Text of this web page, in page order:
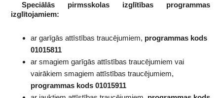
Speciālās pirmsskolas izglītības programmas
izglītojamiem:
ar garīgās attīstības traucējumiem, programmas kods
01015811
ar smagiem garīgās attīstības traucējumiem vai
vairākiem smagiem attīstības traucējumiem,
programmas kods 01015911